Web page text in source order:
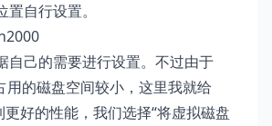
自行设置。
自己的需要进行设置。不过由于
的磁盘空间较小，这里我就给
好的性能，我们选择“将虚拟磁盘